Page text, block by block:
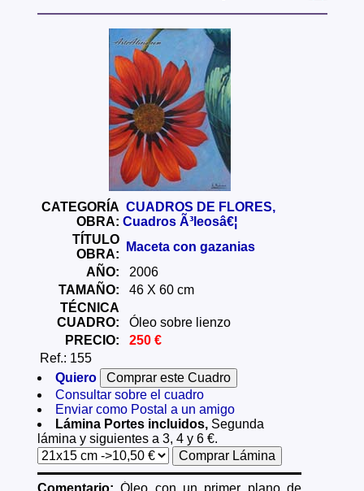
CATEGORÍA
OBRA:
CUADROS DE FLORES,
Cuadros Ã³leosâ€¦
TÍTULO
OBRA:
Maceta con gazanias
AÑO:
2006
TAMAÑO:
46 X 60 cm
TÉCNICA
CUADRO:
Óleo sobre lienzo
PRECIO:
250 €
Ref.: 155
Quiero
Consultar sobre el cuadro
Enviar como Postal a un amigo
Lámina Portes incluidos, Segunda
lámina y siguientes a 3, 4 y 6 €.
Comentario: Óleo con un primer plano de